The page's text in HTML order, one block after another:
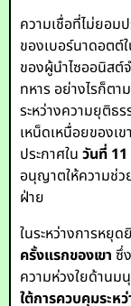
ความเชื่อที่ไม่ยอม
ของเบอร์นาดอต
ของผู้นำไซออนิสต์
ทหาร อย่างไรก็ต
ระหว่างความยุติธ
เหน็ดเหนื่อยของเข
ประกาศในวันที่
อนุญาตให้ความช่ว
ฝ่าย
ในระหว่างการห
ครั้งแรกของเขา ซึ่
ความห่วงใยด้านม
ใต้การควบคุมระห